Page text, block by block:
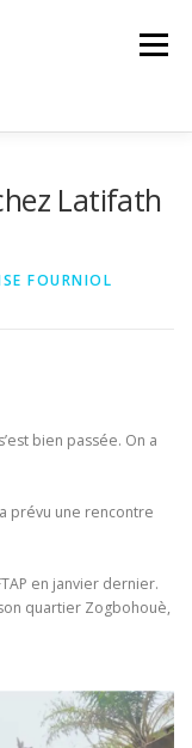
Menu
Latifath
FOURNIOL
bien passée. On a
prévu une rencontre
en janvier dernier.
quartier Zogbohouè,